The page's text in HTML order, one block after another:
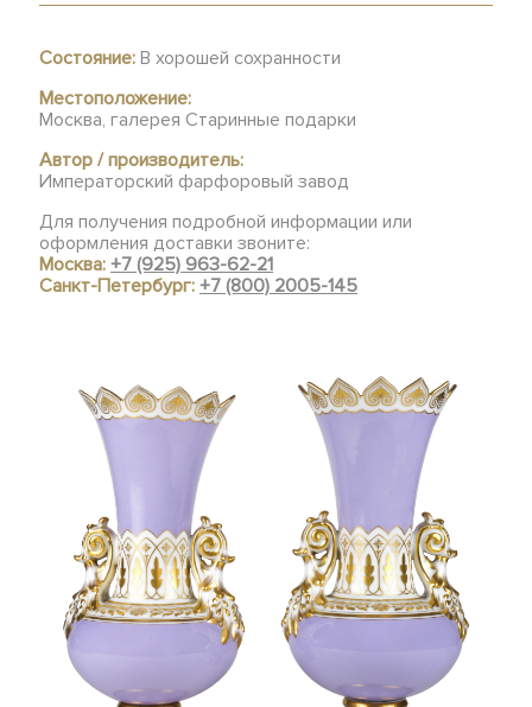
Состояние: В хорошей сохранности
Местоположение:
Москва, галерея Старинные подарки
Автор / производитель:
Императорский фарфоровый завод
Для получения подробной информации или
оформления доставки звоните:
Москва:+7 (925) 963-62-21
Санкт-Петербург:+7 (800) 2005-145